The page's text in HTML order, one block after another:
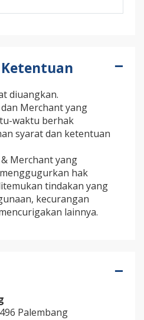
diuangkan.
Merchant yang
waktu berhak
syarat dan ketentuan
Merchant yang
hak
tindakan yang
kecurangan
lainnya.
Palembang